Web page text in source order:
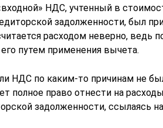
НДС, учтенный в
задолженности, был
расходом неверно, ведь
путем применения вычета.
НДС по каким-то причинам не
полное право отнести на
задолженности, ссылаясь